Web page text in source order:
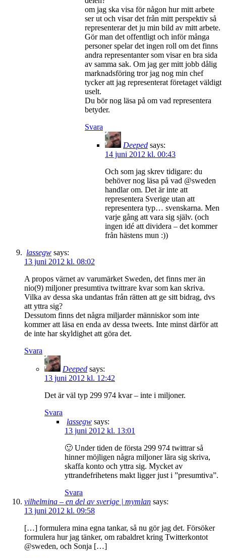
om jag ska visa för någon hur mitt arbete
ser ut och visar det från mitt perspektiv så
representerar det ju min bild av mitt arbete.
Gör man det offentligt och inför många
personer spelar det ingen roll om det finns
andra representanter som visar en bra sida
av samma sak. Om jag ger mitt jobb dålig
marknadsföring tror jag nog min chef
tycker att jag representerat företaget väldigt
uselt.
Du bör nog läsa på om vad representera
betyder.
Svara
Deeped says:
14 juni 2012 kl. 00:43
Och som jag skrev tidigare: du
behöver nog läsa på vad @sweden
handlar om. Det är inte att
representera Sverige utan att
representera typ… svenskarna. Men
varje gång att vara sig själv. (och
ingen idé att dividera – det kommer
från hästens mun :))
lassegw says:
13 juni 2012 kl. 08:02
A propos värnet av varumärket Sweden, det finns mer än
nio(9) miljoner presumtiva twittrare kvar som kan skriva.
Vilka av dessa ska undantas från rätten att ge sitt bidrag, dvs
att yttra sig?
Dessutom finns det några miljarder människor som inte
kommer att läsa en enda av dessa tweets. Inte minst därför att
de inte har skyldighet att göra det.
Svara
Deeped says:
13 juni 2012 kl. 12:42
Det är väl typ 299 974 kvar – inte i miljoner.
Svara
lassegw says:
13 juni 2012 kl. 13:01
🙂 Under tiden de första 299 974 twittrar så
hinner möjligen några miljoner lära sig skriva,
skaffa konto och yttra sig. Mycket av
yttrandefrihetens makt ligger just i ”presumtiva”.
Svara
vilhelmina – en del av sverige | mymlan says:
13 juni 2012 kl. 09:58
[…] formulera mina egna tankar, så nu gör jag det. Försöker
formulera hur jag tänker, om rabaldret kring Twitterkontot
@sweden, och Sonja […]